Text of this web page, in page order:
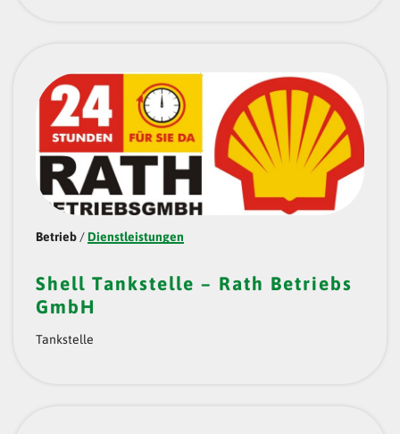
Betrieb / Dienstleistungen
Shell Tankstelle – Rath Betriebs
GmbH
Tankstelle